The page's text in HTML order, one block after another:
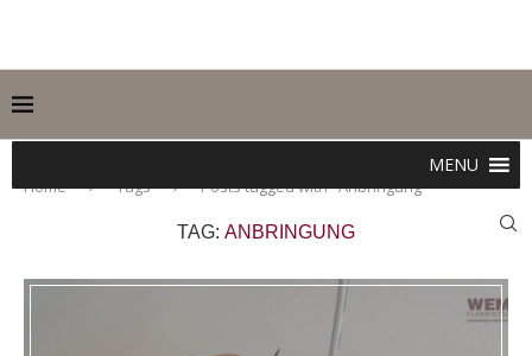
MENU
Home Tags Posts tagged with "Anbringung"
TAG: ANBRINGUNG